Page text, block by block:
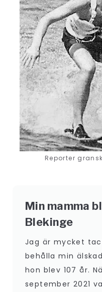
Reporter
Min mamma
Blekinge
Jag är mycket
behålla min
hon blev 107 år.
september 2021